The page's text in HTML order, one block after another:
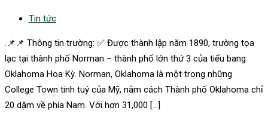
Tin tức
.📌📌 Thông tin trường: ✅ Được thành lập năm 1890, trường tọa
lạc tại thành phố Norman – thành phố lớn thứ 3 của tiểu bang
Oklahoma Hoa Kỳ. Norman, Oklahoma là một trong những
College Town tinh tuý của Mỹ, nằm cách Thành phố Oklahoma chỉ
20 dặm về phía Nam. Với hơn 31,000 […]